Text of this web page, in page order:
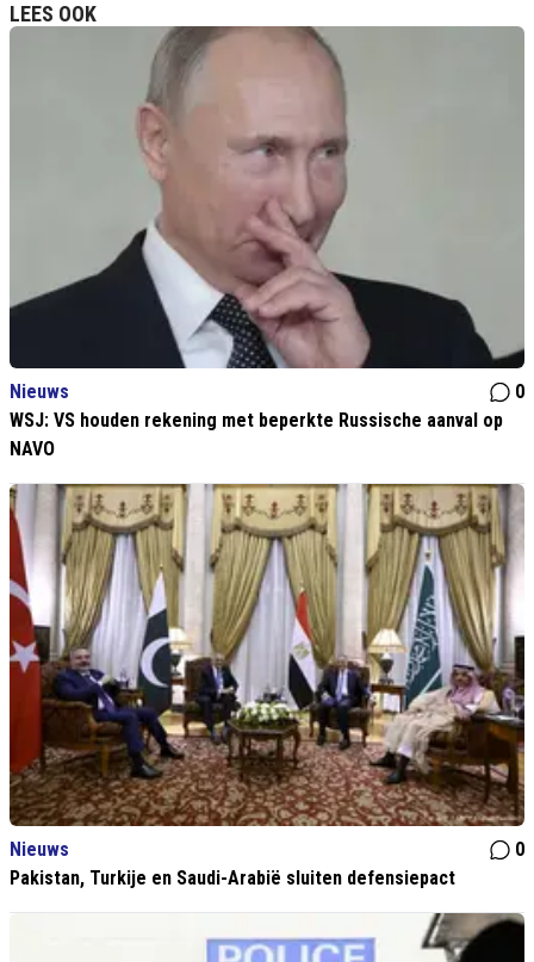
LEES OOK
Nieuws
0
WSJ: VS houden rekening met beperkte Russische aanval op
NAVO
Nieuws
0
Pakistan, Turkije en Saudi-Arabië sluiten defensiepact